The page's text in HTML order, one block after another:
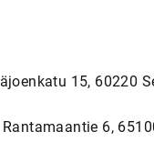
15, 60220
6,